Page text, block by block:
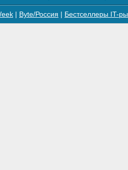
Byte/Россия Бестселлеры IT-